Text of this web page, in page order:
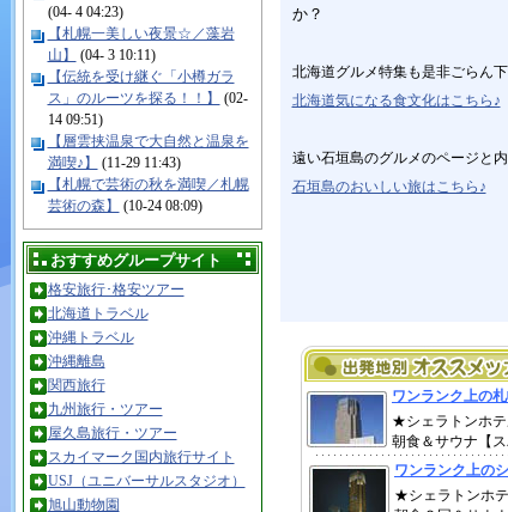
か？
北海道グルメ特集も是非ごらん下
北海道気になる食文化はこちら♪
遠い石垣島のグルメのページと
石垣島のおいしい旅はこちら♪
(04- 4 04:23)
【札幌一美しい夜景☆／藻岩
山】
(04- 3 10:11)
【伝統を受け継ぐ「小樽ガラ
ス」のルーツを探る！！】
(02-
14 09:51)
【層雲挟温泉で大自然と温泉を
満喫♪】
(11-29 11:43)
【札幌で芸術の秋を満喫／札幌
芸術の森】
(10-24 08:09)
おすすめグループサイト
格安旅行･格安ツアー
北海道トラベル
沖縄トラベル
沖縄離島
関西旅行
九州旅行・ツアー
屋久島旅行・ツアー
スカイマーク国内旅行サイト
USJ（ユニバーサルスタジオ）
旭山動物園